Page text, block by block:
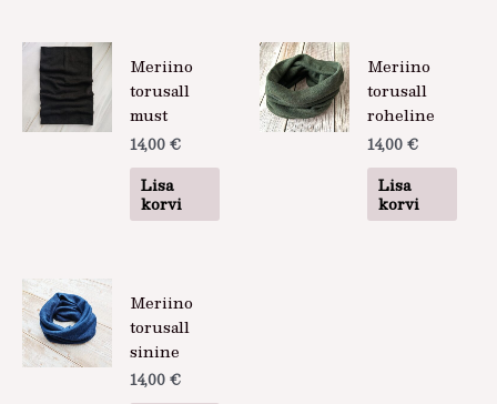
Meriino
torusall
must
14,00 €
Lisa
korvi
Meriino
torusall
roheline
14,00 €
Lisa
korvi
Meriino
torusall
sinine
14,00 €